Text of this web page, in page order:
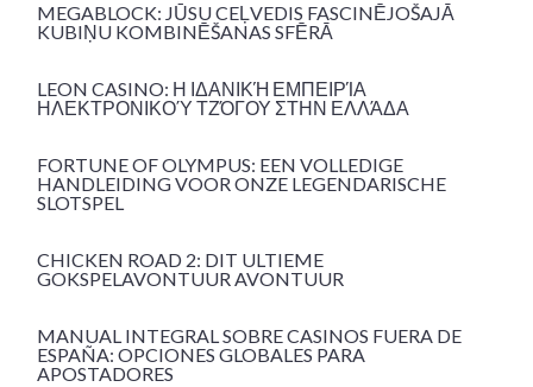
MEGABLOCK: JŪSU CEĻVEDIS FASCINĒJOŠAJĀ
KUBIŅU KOMBINĒŠANAS SFĒRĀ
LEON CASINO: Η ΙΔΑΝΙΚΉ ΕΜΠΕΙΡΊΑ
ΗΛΕΚΤΡΟΝΙΚΟΎ ΤΖΌΓΟΥ ΣΤΗΝ ΕΛΛΆΔΑ
FORTUNE OF OLYMPUS: EEN VOLLEDIGE
HANDLEIDING VOOR ONZE LEGENDARISCHE
SLOTSPEL
CHICKEN ROAD 2: DIT ULTIEME
GOKSPELAVONTUUR AVONTUUR
MANUAL INTEGRAL SOBRE CASINOS FUERA DE
ESPAÑA: OPCIONES GLOBALES PARA
APOSTADORES